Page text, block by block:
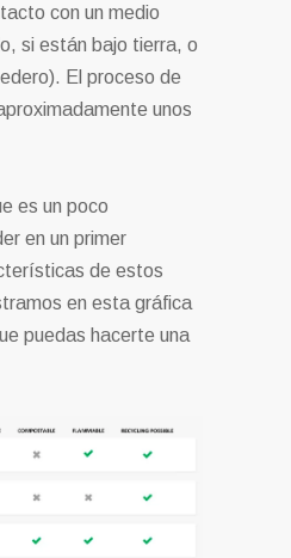
con un medio
si están bajo tierra, o
El proceso de
unos
es un poco
en un primer
de estos
en esta gráfica
puedas hacerte una